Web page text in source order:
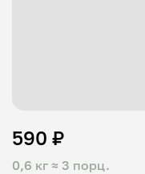
0,6 кг ≈ 3 порц.
590 ₽